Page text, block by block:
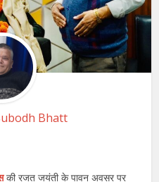
Bhatt
की रजत जयंती के पावन अवसर पर